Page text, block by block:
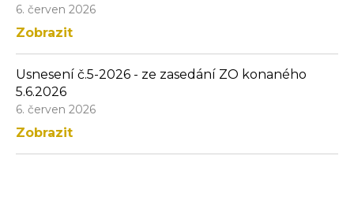
6. červen 2026
Zobrazit
Usnesení č.5-2026 - ze zasedání ZO konaného
5.6.2026
6. červen 2026
Zobrazit